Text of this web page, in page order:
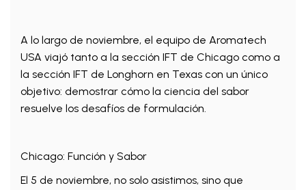
A lo largo de noviembre, el equipo de Aromatech
USA viajó tanto a la sección IFT de Chicago como a
la sección IFT de Longhorn en Texas con un único
objetivo: demostrar cómo la ciencia del sabor
resuelve los desafíos de formulación.
Chicago: Función y Sabor
El 5 de noviembre, no solo asistimos, sino que